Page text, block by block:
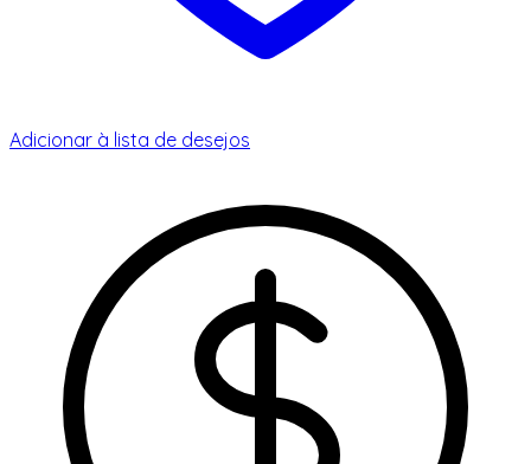
Adicionar à lista de desejos